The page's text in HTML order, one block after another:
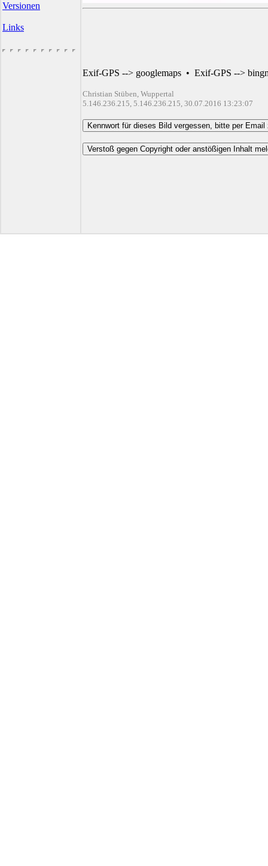
Versionen
Links
Exif-GPS --> googlemaps • Exif-GPS -->
Christian Stüben, Wuppertal
5.146.236.215, 5.146.236.215, 30.07.2016 13:23:07